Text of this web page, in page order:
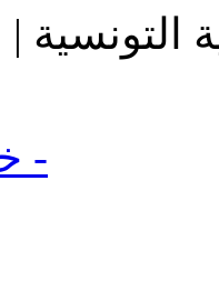
التونسية |
خارطة الموقع -